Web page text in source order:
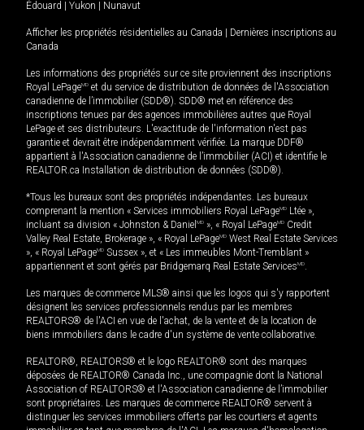
Édouard
Yukon Nunavut
Afficher les propriétés résidentielles au Canada
Dernières inscriptions au
Canada
Les informations des propriétés sur ce site proviennent des inscriptions
Royal LePageMD et du service de distribution de données de l'Association
canadienne de l’immobilier (SDD®). SDD® met en référence des
inscriptions tenues par des agences immobilières autres que Royal
LePage et ses distributeurs. L'exactitude de l'information n'est pas
garantie et devrait être indépendamment vérifiée. La marque DDF®
appartient à l'Association canadienne de l’immobilier (ACI) et identifie le
REALTOR.ca Installation de distribution de données (SDD®).
*Tous les bureaux sont des propriétés indépendantes. Les bureaux
comprenant la mention « Services immobiliers Royal LePageMD Ltée »,
incluant sa division « Johnston & Daniel MD », « Royal LePageMD Credit
Valley Real Estate, Brokerage », « Royal LePageMD West Real Estate Services
», « Royal LePageMD Sussex », et « Les immeubles Mont-Tremblant »
appartiennent et sont gérés par Bridgemarq Real Estate ServicesMD.
Les marques de commerce MLS® ainsi que les logos qui s'y rapportent
désignent les services professionnels rendus par les membres
REALTORS® de l'ACI en vue de l'achat, de la vente et de la location de
biens immobiliers dans le cadre d'un système de vente collaborative.
REALTOR®, REALTORS® et le logo REALTOR® sont des marques
déposées de REALTOR® Canada Inc., une compagnie dont la National
Association of REALTORS® et l'Association canadienne de l’immobilier
sont propriétaires. Les marques de commerce REALTOR® servent à
distinguer les services immobiliers offerts par les courtiers et agents